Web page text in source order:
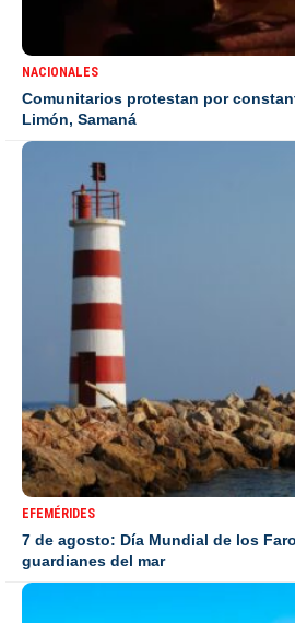
NACIONALES
Comunitarios protestan por
Limón, Samaná
EFEMÉRIDES
7 de agosto: Día Mundial de los
guardianes del mar